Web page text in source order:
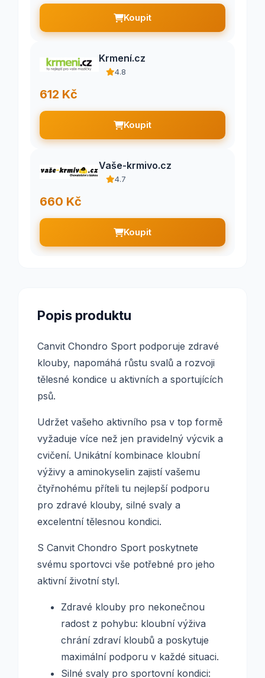
Koupit
Krmení.cz
4.8
612 Kč
Koupit
Vaše-krmivo.cz
4.7
660 Kč
Koupit
Popis produktu
Canvit Chondro Sport podporuje zdravé
klouby, napomáhá růstu svalů a rozvoji
tělesné kondice u aktivních a sportujících
psů.
Udržet vašeho aktivního psa v top formě
vyžaduje více než jen pravidelný výcvik a
cvičení. Unikátní kombinace kloubní
výživy a aminokyselin zajistí vašemu
čtyřnohému příteli tu nejlepší podporu
pro zdravé klouby, silné svaly a
excelentní tělesnou kondici.
S Canvit Chondro Sport poskytnete
svému sportovci vše potřebné pro jeho
aktivní životní styl.
Zdravé klouby pro nekonečnou
radost z pohybu: kloubní výživa
chrání zdraví kloubů a poskytuje
maximální podporu v každé situaci.
Silné svaly pro sportovní kondici: